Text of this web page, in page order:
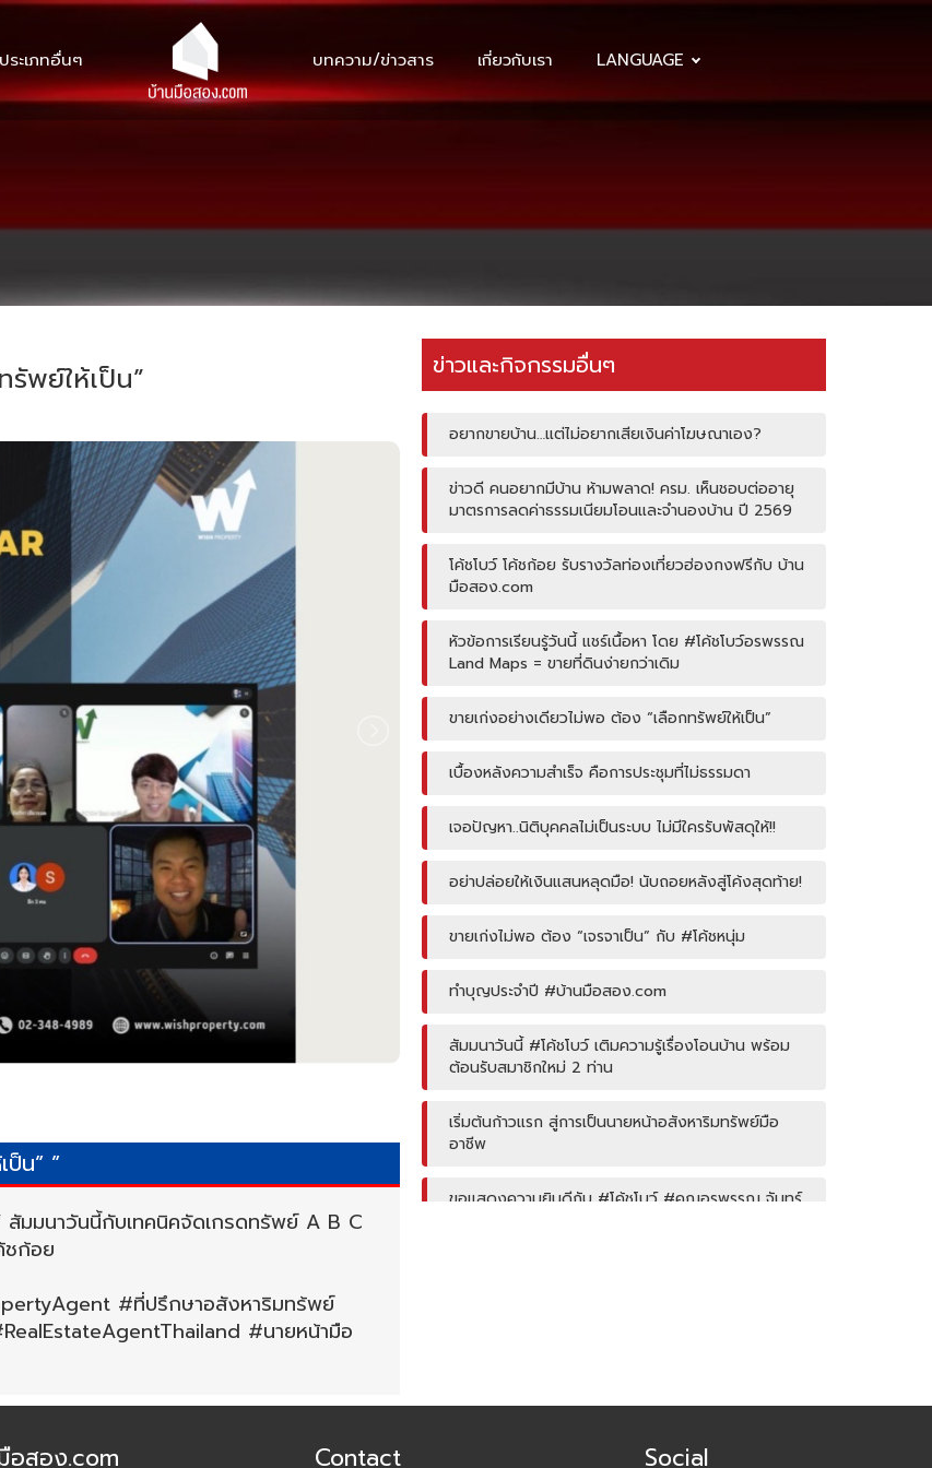
ประเภทอื่นๆ บทความ/ข่าวสาร เกี่ยวกับเรา LANGUAGE
พย์ให้เป็น”
น” ”
สัมมนาวันนี้กับเทคนิคจัดเกรดทรัพย์ A B C
ชก้อย
#ที่ปรึกษาอสังหาริมทร้พย์
#นายหน้ามือ
ข่าวและกิจกรรมอื่นๆ
อยากขายบ้าน…แต่ไม่อยากเสียเงินค่าโฆษณาเอง?
ข่าวดี คนอยากมีบ้าน ห้ามพลาด! ครม. เห็นชอบต่ออายุ
มาตรการลดค่าธรรมเนียมโอนและจำนองบ้าน ปี 2569
โค้ชโบว์ โค้ชก้อย รับรางวัลท่องเที่ยวฮ่องกงฟรีกับ บ้าน
มือสอง.com
หัวข้อการเรียนรู้วันนี้ แชร์เนื้อหา โดย #โค้ชโบว์อรพรรณ
Land Maps = ขายที่ดินง่ายกว่าเดิม
ขายเก่งอย่างเดียวไม่พอ ต้อง “เลือกทรัพย์ให้เป็น”
เบื้องหลังความสำเร็จ คือการประชุมที่ไม่ธรรมดา
เจอปัญหา..นิติบุคคลไม่เป็นระบบ ไม่มีใครรับพัสดุให้!!
อย่าปล่อยให้เงินแสนหลุดมือ! นับถอยหลังสู่โค้งสุดท้าย!
ขายเก่งไม่พอ ต้อง “เจรจาเป็น” กับ #โค้ชหนุ่ม
ทำบุญประจำปี #บ้านมือสอง.com
สัมมนาวันนี้ #โค้ชโบว์ เติมความรู้เรื่องโอนบ้าน พร้อม
ต้อนรับสมาชิกใหม่ 2 ท่าน
เริ่มต้นก้าวแรก สู่การเป็นนายหน้าอสังหาริมทรัพย์มือ
อาชีพ
ขอแสดงความยินดีกับ #โค้ชโบว์ #คุณอรพรรณ จันทร์
บ้านมือสอง.com ประชุมหารือเชิงกลยุทธ์กับเจ้าหน้าที่
อสอง.com Contact Social